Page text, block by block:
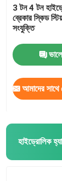
পণ্য
3 টন 4 টন
ব্রেকার স্কিড
সংযুক্তি
আমাদের
হাইড্রোলিক